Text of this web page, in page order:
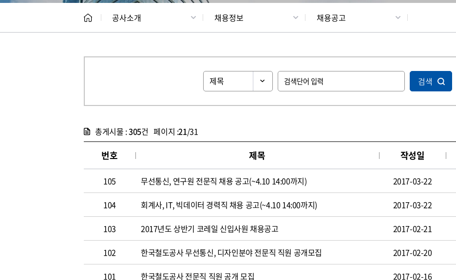
공사소개 채용정보 채용공고
검색
총게시물 :305건 페이지 :21/31
번호 제목 작성일
105 무선통신, 연구원 전문직 채용 공고(~4.10 14:00까지) 2017-03-22
104 회계사, IT, 빅데이터 경력직 채용 공고(~4.10 14:00까지) 2017-03-22
103 2017년도 상반기 코레일 신입사원 채용공고 2017-02-21
102 한국철도공사 무선통신, 디자인분야 전문직 직원 공개모집 2017-02-20
101 한국철도공사 전문직 직원 공개 모집 2017-02-16